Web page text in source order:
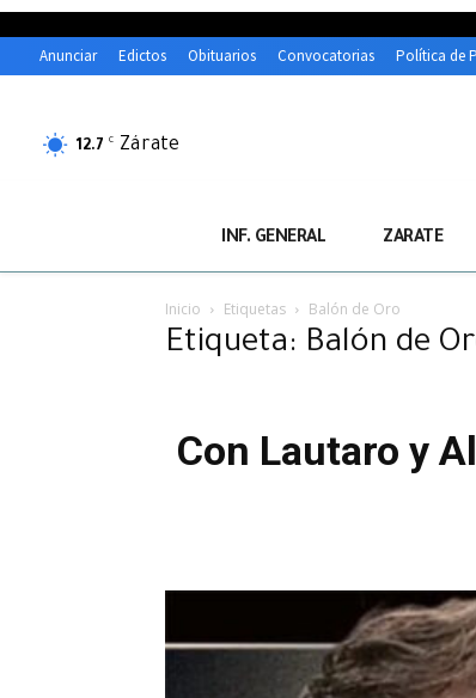
Anunciar Edictos Obituarios Convocatorias Política de
12.7 C Zárate
INF. GENERAL ZARATE
Inicio Etiquetas Balón de Oro
Etiqueta: Balón de
Con Lautaro y